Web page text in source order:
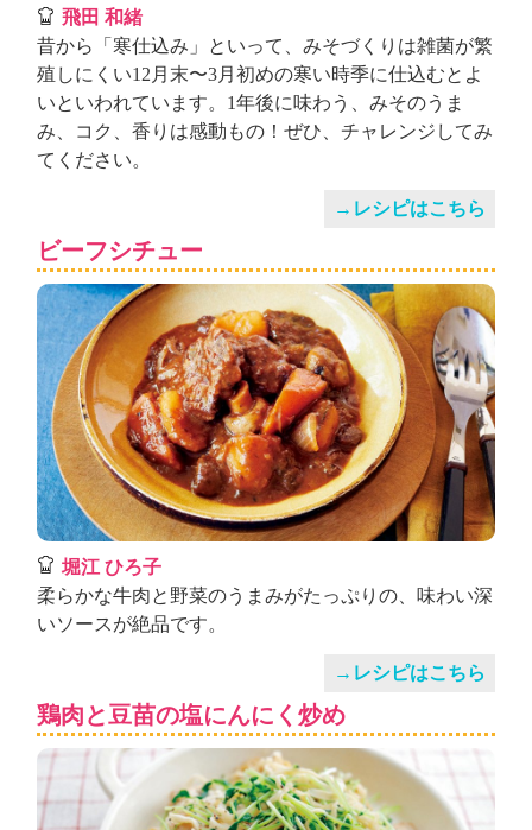
料
理
」
飛田 和緒
昔から「寒仕込み」といって、みそづくりは雑菌が繁
殖しにくい12月末〜3月初めの寒い時季に仕込むとよ
いといわれています。1年後に味わう、みそのうま
み、コク、香りは感動もの！ぜひ、チャレンジしてみ
てください。
→レシピはこちら
ビーフシチュー
堀江 ひろ子
柔らかな牛肉と野菜のうまみがたっぷりの、味わい深
いソースが絶品です。
→レシピはこちら
鶏肉と豆苗の塩にんにく炒め